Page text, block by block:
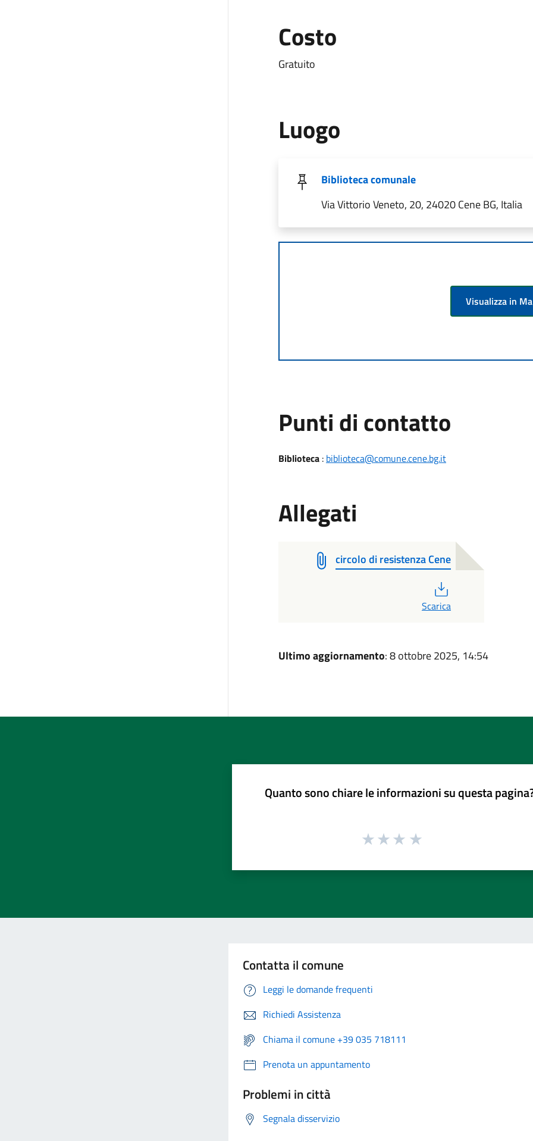
Costo
Gratuito
Luogo
Biblioteca comunale
Via Vittorio Veneto, 20, 24020 Cene BG, Italia
Visualizza in
Punti di contatto
Biblioteca: biblioteca@comune.cene.bg.it
Allegati
circolo di resistenza Cene
Scarica
Ultimo aggiornamento: 8 ottobre 2025, 14:54
Quanto sono chiare le informazioni su questa
Contatta il comune
Leggi le domande frequenti
Richiedi Assistenza
Chiama il comune +39 035 718111
Prenota un appuntamento
Problemi in città
Segnala disservizio